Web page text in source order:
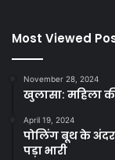
Most Viewed
November 28, 2024
खुलासा: महिला
April 19, 2024
पोलिंग बूथ के
पड़ा भारी